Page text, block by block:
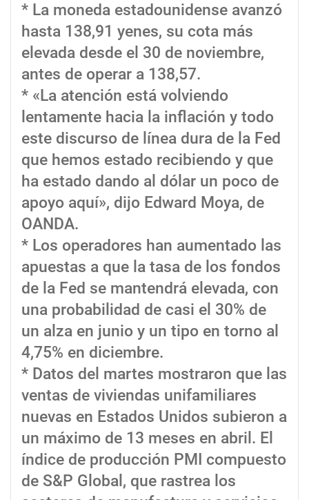
* La moneda estadounidense avanzó
hasta 138,91 yenes, su cota más
elevada desde el 30 de noviembre,
antes de operar a 138,57.
* «La atención está volviendo
lentamente hacia la inflación y todo
este discurso de línea dura de la Fed
que hemos estado recibiendo y que
ha estado dando al dólar un poco de
apoyo aquí», dijo Edward Moya, de
OANDA.
* Los operadores han aumentado las
apuestas a que la tasa de los fondos
de la Fed se mantendrá elevada, con
una probabilidad de casi el 30% de
un alza en junio y un tipo en torno al
4,75% en diciembre.
* Datos del martes mostraron que las
ventas de viviendas unifamiliares
nuevas en Estados Unidos subieron a
un máximo de 13 meses en abril. El
índice de producción PMI compuesto
de S&P Global, que rastrea los